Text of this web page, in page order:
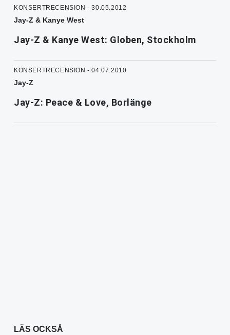
KONSERTRECENSION - 30.05.2012
Jay-Z & Kanye West
Jay-Z & Kanye West: Globen, Stockholm
KONSERTRECENSION - 04.07.2010
Jay-Z
Jay-Z: Peace & Love, Borlänge
LÄS OCKSÅ